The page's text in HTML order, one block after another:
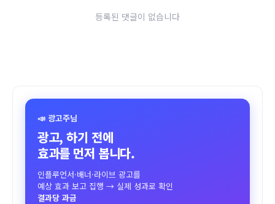
등록된 댓글이 없습니다
📣 광고주님
광고, 하기 전에
효과를 먼저 봅니다.
인플루언서·배너·라이브 광고를
예상 효과 보고 집행 → 실제 성과로 확인
결과당 과금